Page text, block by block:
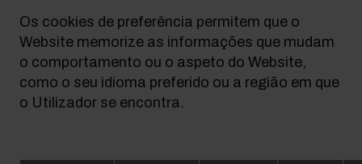
Os cookies de preferência permitem que o
Website memorize as informações que mudam
o comportamento ou o aspeto do Website,
como o seu idioma preferido ou a região em que
o Utilizador se encontra.